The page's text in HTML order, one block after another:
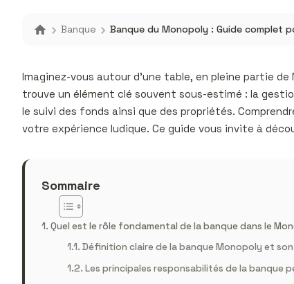
Banque Banque du Monopoly : Guide complet
Imaginez-vous autour d’une table, en pleine partie
trouve un élément clé souvent sous-estimé : la
le suivi des fonds ainsi que des propriétés.
votre expérience ludique. Ce guide vous invite à
Sommaire
Quel est le rôle fondamental de la banque dans le
Définition claire de la banque Monopoly et
Les principales responsabilités de la banque